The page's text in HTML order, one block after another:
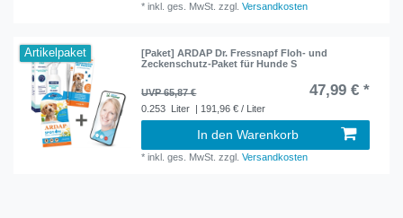
*inkl. ges. MwSt. zzgl.Versandkosten
Artikelpaket
[Paket] ARDAP Dr. Fressnapf Floh- und
Zeckenschutz-Paket für Hunde S
UVP 65,87 € 47,99 € *
0.253 Liter | 191,96 € / Liter
In den Warenkorb
*inkl. ges. MwSt. zzgl.Versandkosten